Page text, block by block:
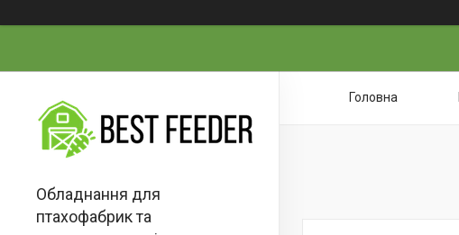
Обладнання для
птахофабрик та
Головна